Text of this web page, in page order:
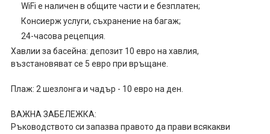
WiFi е наличен в общите части и е безплатен;
Консиерж услуги, съхранение на багаж;
24-часова рецепция.
Хавлии за басейна: депозит 10 евро на хавлия,
възстановяват се 5 евро при връщане.
Плаж: 2 шезлонга и чадър - 10 евро на ден.
ВАЖНА ЗАБЕЛЕЖКА:
Ръководството си запазва правото да прави всякакви